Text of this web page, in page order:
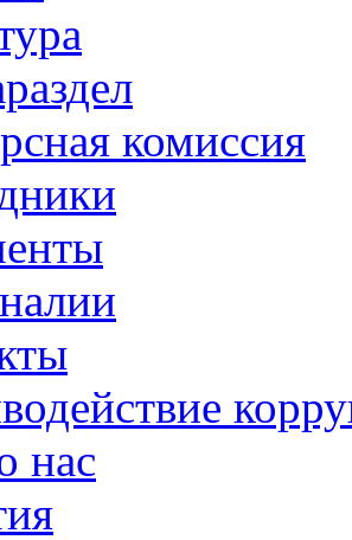
комиссия
нас